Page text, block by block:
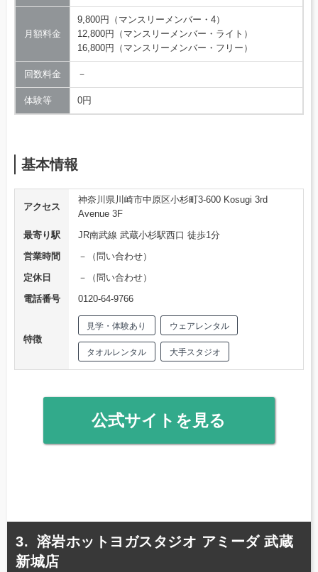
月額料金
9,800円（マンスリーメンバー・4）
12,800円（マンスリーメンバー・ライト）
16,800円（マンスリーメンバー・フリー）
回数料金 －
体験等 0円
基本情報
アクセス
神奈川県川崎市中原区小杉町3-600 Kosugi 3rd
Avenue 3F
最寄り駅
JR南武線 武蔵小杉駅西口 徒歩1分
営業時間
－（問い合わせ）
定休日
－（問い合わせ）
電話番号
0120-64-9766
特徴
見学・体験あり ウェアレンタル
タオルレンタル 大手スタジオ
公式サイトを見る
溶岩ホットヨガスタジオ アミーダ 武蔵
新城店